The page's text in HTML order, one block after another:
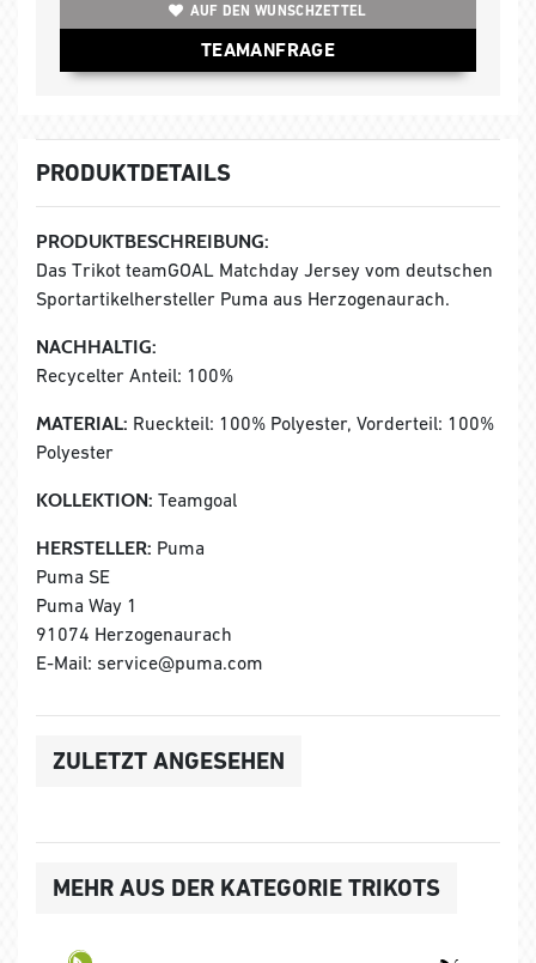
AUF DEN WUNSCHZETTEL
TEAMANFRAGE
PRODUKTDETAILS
PRODUKTBESCHREIBUNG:
Das Trikot teamGOAL Matchday Jersey vom deutschen
Sportartikelhersteller Puma aus Herzogenaurach.
NACHHALTIG:
Recycelter Anteil: 100%
MATERIAL: Rueckteil: 100% Polyester, Vorderteil: 100%
Polyester
KOLLEKTION: Teamgoal
HERSTELLER: Puma
Puma SE
Puma Way 1
91074 Herzogenaurach
E-Mail: service@puma.com
ZULETZT ANGESEHEN
MEHR AUS DER KATEGORIE TRIKOTS